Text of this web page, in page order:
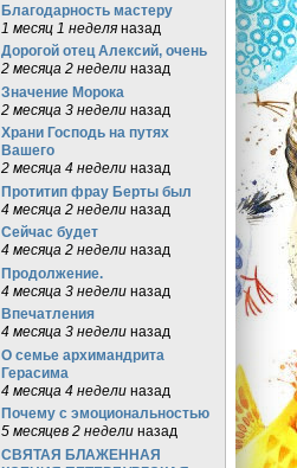
Благодарность мастеру
1 месяц 1 неделяназад
Дорогой отец Алексий, очень
2 месяца 2 неделиназад
Значение Морока
2 месяца 3 неделиназад
Храни Господь на путях
Вашего
2 месяца 4 неделиназад
Протитип фрау Берты был
4 месяца 2 неделиназад
Сейчас будет
4 месяца 2 неделиназад
Продолжение.
4 месяца 3 неделиназад
Впечатления
4 месяца 3 неделиназад
О семье архимандрита
Герасима
4 месяца 4 неделиназад
Почему с эмоциональностью
5 месяцев 2 неделиназад
СВЯТАЯ БЛАЖЕННАЯ